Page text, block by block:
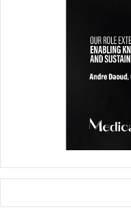
من هياج الجلد،
من خلال وضع
ان يلجأ الطبيب
اختراق الجلد
المصابة، وتختلف
وعدد جلسات